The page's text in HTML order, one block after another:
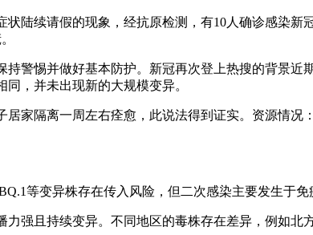
陆续请假的现象，经抗原检测，有10人确诊感染
警惕并做好基本防护。新冠再次登上热搜的背景近
，并未出现新的大规模变异。
家隔离一周左右痊愈，此说法得到证实。资源情
等变异株存在传入风险，但二次感染主要发生于
强且持续变异。不同地区的毒株存在差异，例如